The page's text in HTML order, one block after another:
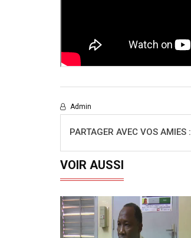
Admin
PARTAGER AVEC VOS AMIES :
VOIR AUSSI